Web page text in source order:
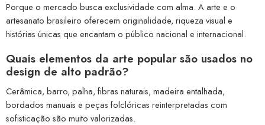
Porque o mercado busca exclusividade com alma. A arte e o
artesanato brasileiro oferecem originalidade, riqueza visual e
histórias únicas que encantam o público nacional e internacional.
Quais elementos da arte popular são usados no
design de alto padrão?
Cerâmica, barro, palha, fibras naturais, madeira entalhada,
bordados manuais e peças folclóricas reinterpretadas com
sofisticação são muito valorizadas.